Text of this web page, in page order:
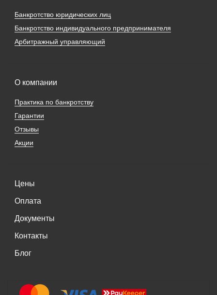
Банкротство юридических лиц
Банкротство индивидуального предпринимателя
Арбитражный управляющий
О компании
Практика по банкротству
Гарантии
Отзывы
Акции
Цены
Оплата
Документы
Контакты
Блог